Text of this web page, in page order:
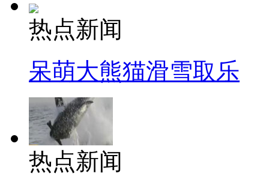
热点新闻
呆萌大熊猫滑雪取乐
热点新闻